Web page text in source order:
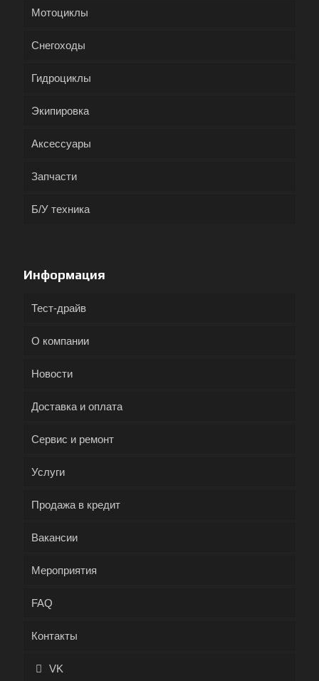
Мотоциклы
Снегоходы
Гидроциклы
Экипировка
Аксессуары
Запчасти
Б/У техника
Информация
Тест-драйв
О компании
Новости
Доставка и оплата
Сервис и ремонт
Услуги
Продажа в кредит
Вакансии
Мероприятия
FAQ
Контакты
VK